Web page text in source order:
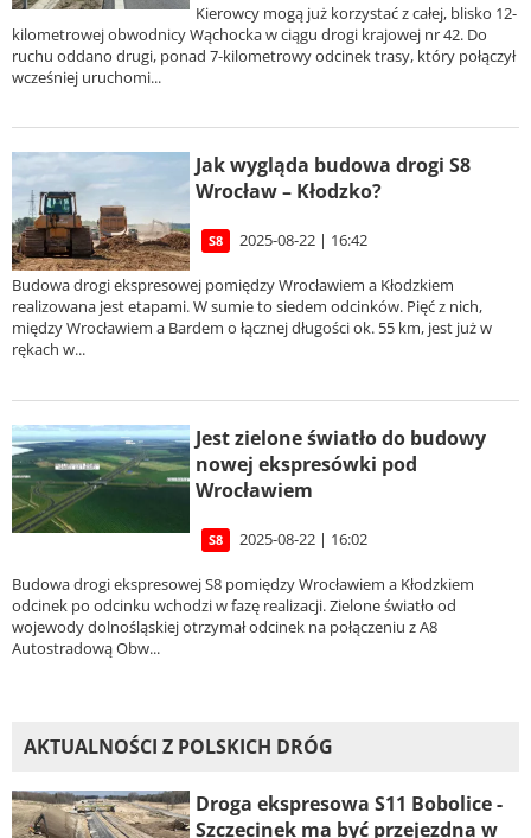
Kierowcy mogą już korzystać z całej, blisko 12-
kilometrowej obwodnicy Wąchocka w ciągu drogi krajowej nr 42. Do
ruchu oddano drugi, ponad 7-kilometrowy odcinek trasy, który połączył
wcześniej uruchomi...
Jak wygląda budowa drogi S8
Wrocław – Kłodzko?
S8 2025-08-22 | 16:42
Budowa drogi ekspresowej pomiędzy Wrocławiem a Kłodzkiem
realizowana jest etapami. W sumie to siedem odcinków. Pięć z nich,
między Wrocławiem a Bardem o łącznej długości ok. 55 km, jest już w
rękach w...
Jest zielone światło do budowy
nowej ekspresówki pod
Wrocławiem
S8 2025-08-22 | 16:02
Budowa drogi ekspresowej S8 pomiędzy Wrocławiem a Kłodzkiem
odcinek po odcinku wchodzi w fazę realizacji. Zielone światło od
wojewody dolnośląskiej otrzymał odcinek na połączeniu z A8
Autostradową Obw...
AKTUALNOŚCI Z POLSKICH DRÓG
Droga ekspresowa S11 Bobolice -
Szczecinek ma być przejezdna w